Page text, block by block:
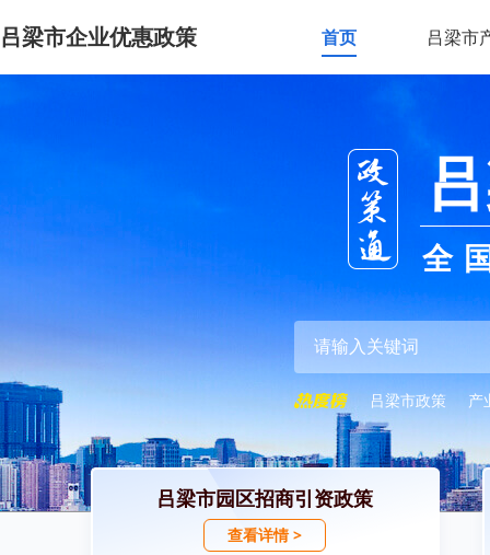
吕梁市企业优惠政策 首页 吕梁市
全
吕梁市政策 产
吕梁市园区招商引资政策
查看详情 >